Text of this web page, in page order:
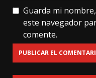
Guarda mi
este navegador
comente.